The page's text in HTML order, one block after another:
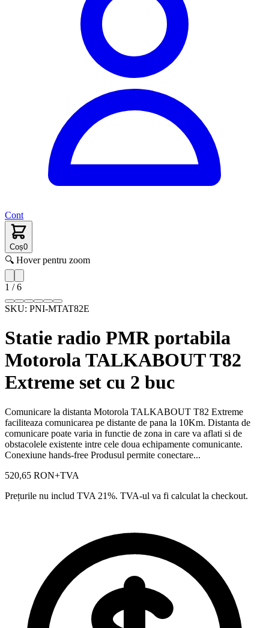
Cont
Coș0
🔍 Hover pentru zoom
1 /6
SKU: PNI-MTAT82E
Statie radio PMR portabila
Motorola TALKABOUT T82
Extreme set cu 2 buc
Comunicare la distanta Motorola TALKABOUT T82 Extreme
faciliteaza comunicarea pe distante de pana la 10Km. Distanta de
comunicare poate varia in functie de zona in care va aflati si de
obstacolele existente intre cele doua echipamente comunicante.
Conexiune hands-free Produsul permite conectare...
520,65 RON+TVA
Prețurile nu includ TVA 21%. TVA-ul va fi calculat la checkout.